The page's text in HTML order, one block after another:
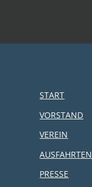
START
VORSTAND
VEREIN
AUSFAHRTEN
PRESSE